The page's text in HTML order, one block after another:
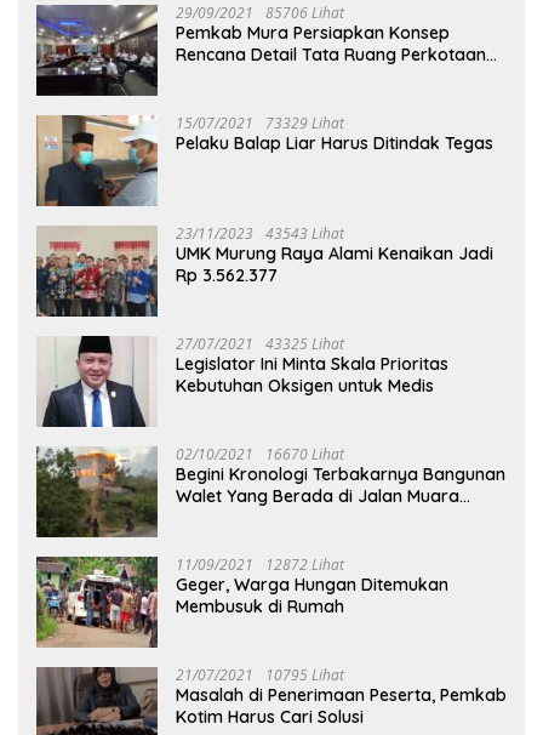
29/09/2021 85706 Lihat
Pemkab Mura Persiapkan Konsep
Rencana Detail Tata Ruang Perkotaan
15/07/2021 73329 Lihat
Pelaku Balap Liar Harus Ditindak Tegas
23/11/2023 43543 Lihat
UMK Murung Raya Alami Kenaikan Jadi
Rp 3.562.377
27/07/2021 43325 Lihat
Legislator Ini Minta Skala Prioritas
Kebutuhan Oksigen untuk Medis
02/10/2021 16670 Lihat
Begini Kronologi Terbakarnya Bangunan
Walet Yang Berada di Jalan Muara
11/09/2021 12872 Lihat
Geger, Warga Hungan Ditemukan
Membusuk di Rumah
21/07/2021 10795 Lihat
Masalah di Penerimaan Peserta, Pemkab
Kotim Harus Cari Solusi